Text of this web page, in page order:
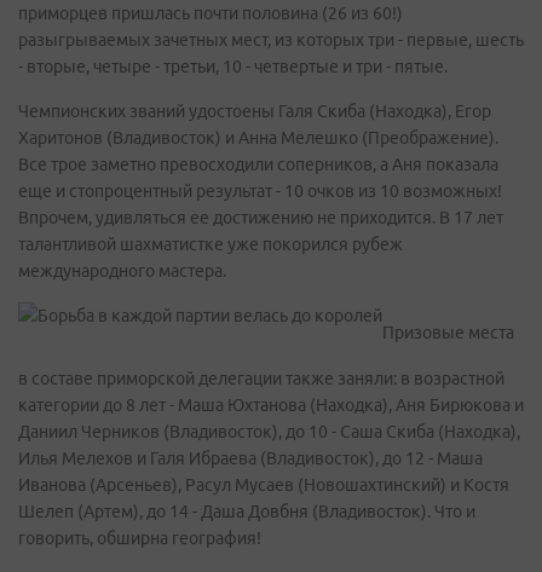
приморцев пришлась почти половина (26 из 60!)
разыгрываемых зачетных мест, из которых три - первые, шесть
- вторые, четыре - третьи, 10 - четвертые и три - пятые.
Чемпионских званий удостоены Галя Скиба (Находка), Егор
Харитонов (Владивосток) и Анна Мелешко (Преображение).
Все трое заметно превосходили соперников, а Аня показала
еще и стопроцентный результат - 10 очков из 10 возможных!
Впрочем, удивляться ее достижению не приходится. В 17 лет
талантливой шахматистке уже покорился рубеж
международного мастера.
Призовые места
в составе приморской делегации также заняли: в возрастной
категории до 8 лет - Маша Юхтанова (Находка), Аня Бирюкова и
Даниил Черников (Владивосток), до 10 - Саша Скиба (Находка),
Илья Мелехов и Галя Ибраева (Владивосток), до 12 - Маша
Иванова (Арсеньев), Расул Мусаев (Новошахтинский) и Костя
Шелеп (Артем), до 14 - Даша Довбня (Владивосток). Что и
говорить, обширна география!